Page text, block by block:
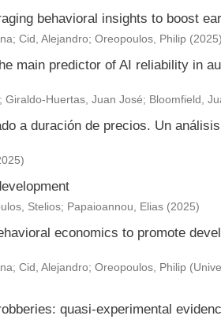
behavioral insights to boost
; Cid, Alejandro; Oreopoulos, Philip (2025)
main predictor of AI reliability in
Giraldo-Huertas, Juan José; Bloomfield,
a duración de precios. Un
)
Stelios; Papaioannou, Elias (2025)
economics to promote
; Cid, Alejandro; Oreopoulos, Philip (
quasi-experimental